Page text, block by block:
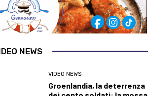
NEWS
VIDEO NEWS
Groenlandia, la deterrenza